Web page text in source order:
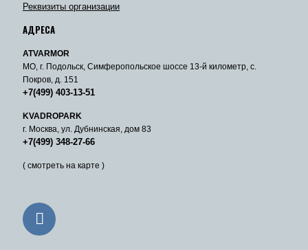
Реквизиты организации
АДРЕСА
ATVARMOR
МО, г. Подольск, Симферопольское шоссе 13-й километр, с.
Покров, д. 151
+7(499) 403-13-51
KVADROPARK
г. Москва, ул. Дубнинская, дом 83
+7(499) 348-27-66
( смотреть на карте )